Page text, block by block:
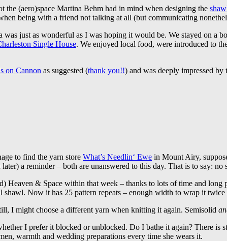
the (aero)space Martina Behm had in mind when designing the
being with a friend not talking at all (but communicating
just as wonderful as I was hoping it would be. We stayed on a
Single House. We enjoyed local food, were introduced to
on Cannon as suggested (thank you!!) and was deeply impressed
to find the yarn store What’s Needlin‘ Ewe in Mount Airy,
a reminder – both are unanswered to this day. That is to say:
Heaven & Space within that week – thanks to lots of time and
shawl. Now it has 25 pattern repeats – enough width to wrap it
I might choose a different yarn when knitting it again. Semisolid
I prefer it blocked or unblocked. Do I bathe it again? There
warmth and wedding preparations every time she wears it.